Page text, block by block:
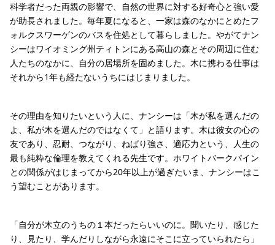
科学者だった両親の影響で、自然の世界に対する好奇心と強い愛
が助長されました。毎年夏になると、一家は森のなかにとめたフ
ォルクスワーゲンのバスを住処として暮らしました。やがてナン
シーはワイオミング州ティトンにある高山の森とその周辺に住む
人たちのなかに、自分の居場所を固めました。木に携わる仕事は
それから1年も経たないうちにはじまりました。
その理由を知りたいという人に、ナンシーは「木が私を選んだの
よ、私が木を選んだのではなくて」と語ります。木は彼女の心の
友であり、忍耐、つながり、ねばり強さ、適応力という、人生の
最も純粋な倫理を教えてくれる先生です。ホワイトバークパイン
との関係がはじまってから20年以上が過ぎたいま、ナンシーはこ
う望むことがあります。
「自分が木立のうちの１本だったらいいのに。聞いたり、感じた
り、見たり、学んだりしながら永遠にそこに立っていられたら」